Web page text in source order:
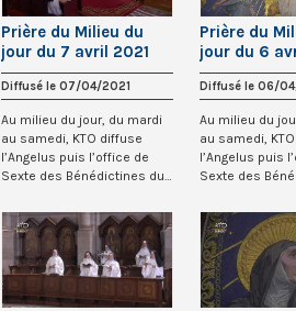
Prière du Milieu du
jour du 7 avril 2021
des Bénédictines du
Sacré-Coeur de
Montmartre
Diffusé le 07/04/2021
Au milieu du jour, du mardi
au samedi, KTO diffuse
l’Angelus puis l’office de
Sexte des Bénédictines du
Prière du
jour du 6
des
Sacré-
Montmartre
Diffusé le 06/
Au milieu du
au samedi,
l’Angelus puis
Sexte des